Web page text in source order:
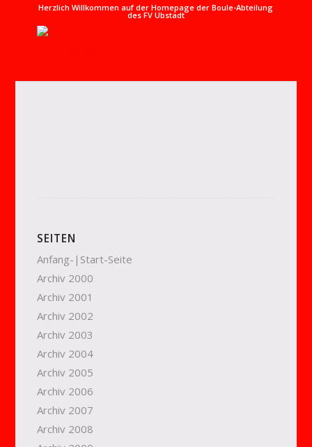
Herzlich Willkommen auf der Homepage der Boule-Abteilung
des FV Ubstadt
SEITEN
Anfang-|Start-Seite
Archiv 2000
Archiv 2001
Archiv 2002
Archiv 2003
Archiv 2004
Archiv 2005
Archiv 2006
Archiv 2007
Archiv 2008